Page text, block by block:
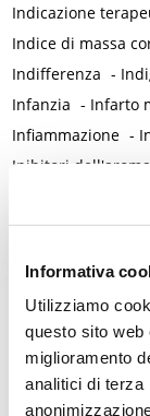
Informativa
Utilizziamo
questo sito
miglioramento
analitici di terza
Indicazione
Indice di massa
Indifferenza -
Infanzia - Infarto
Infiammazione -
Inibitori
Inositoli (myo-
Insulina / Insulino
Intestino / Salute
Introspezione -
Iperalgesia -